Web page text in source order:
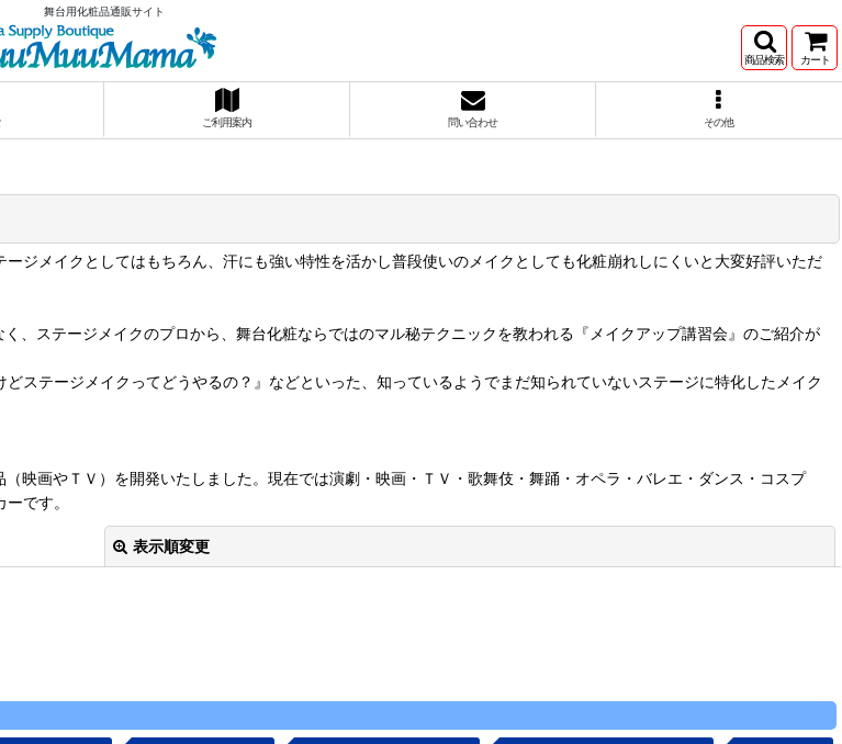
舞台用化粧品通販サイト
商品検索 カート
ご利用案内 問い合わせ その他
ジメイクとしてはもちろん、汗にも強い特性を活かし普段使いのメイクとしても化粧崩れしにくいと大変好評いただ
、ステージメイクのプロから、舞台化粧ならではのマル秘テクニックを教われる『メイクアップ講習会』のご紹介が
ステージメイクってどうやるの？』などといった、知っているようでまだ知られていないステージに特化したメイク
映画やＴＶ）を開発いたしました。現在では演劇・映画・ＴＶ・歌舞伎・舞踊・オペラ・バレエ・ダンス・コスプ
です。
表示順変更